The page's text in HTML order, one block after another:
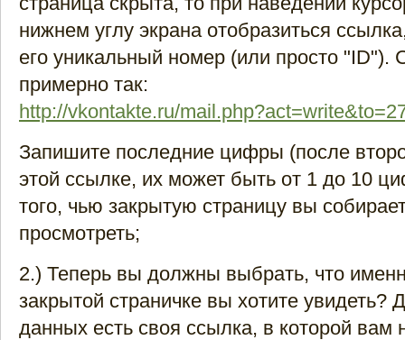
нижнем углу экрана отобразиться
его уникальный номер (или просто "ID").
примерно так:
http://vkontakte.ru/
Запишите последние цифры (после
этой ссылке, их может быть от 1 до 10
того, чью закрытую страницу вы
просмотреть;
2.) Теперь вы должны выбрать, что
закрытой страничке вы хотите увидеть?
данных есть своя ссылка, в которой вам